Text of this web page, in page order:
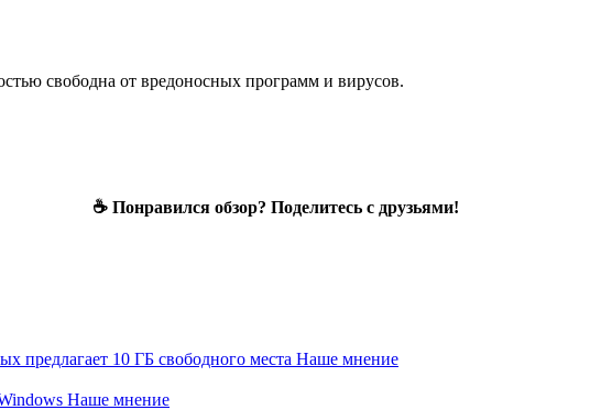
свободна от вредоносных программ и вирусов.
☕ Понравился обзор? Поделитесь с друзьями!
предлагает 10 ГБ свободного места Наше мнение
Наше мнение